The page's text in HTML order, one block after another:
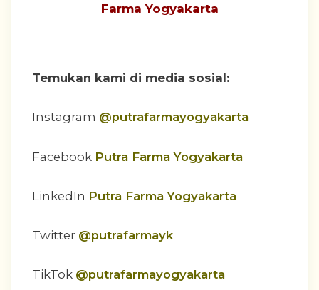
Farma Yogyakarta
Temukan kami di media sosial:
Instagram @putrafarmayogyakarta
Facebook Putra Farma Yogyakarta
LinkedIn Putra Farma Yogyakarta
Twitter @putrafarmayk
TikTok @putrafarmayogyakarta